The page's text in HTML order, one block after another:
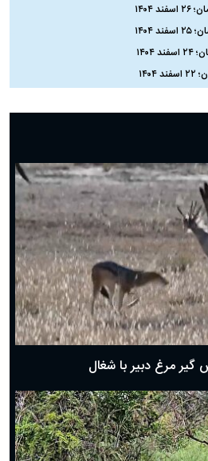
۱۴۰۴
مرغ دبیر با شغال